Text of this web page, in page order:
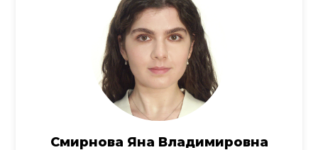
Смирнова Яна Владимировна